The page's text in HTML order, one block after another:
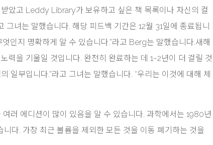
았고 Leddy Library가 보유하고 싶은 책 목록이나 자신의 컬
녀는 말했습니다. 해당 피드백 기간은 12월 31일에 종료됩니
인지 명확하게 알 수 있습니다.”라고 Berg는 말했습니다.새해
력을 기울일 것입니다. 완전히 완료하는 데 1~2년이 더 걸릴 것
일부입니다.”라고 그녀는 말했습니다. “우리는 이것에 대해 체
러 에디션이 많이 있음을 알 수 있습니다. 과학에서는 1980년
다. 가장 최근 볼륨을 제외한 모든 것을 이동 폐기하는 것을